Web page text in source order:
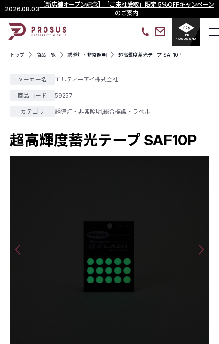
2026.08.03
【新店舗オープン記念】「ご来社受取」限定 5％OFFキャンペーン
のご案内
THE
PROSUS SHOP
トップ 商品一覧 誘導灯・非常照明 超高輝度蓄光テープ SAF10P
メーカー名 エルティーアイ株式会社
商品コード 59257
カテゴリ 誘導灯・非常照明 ,総合標識・ラベル
超高輝度蓄光テープ SAF10P